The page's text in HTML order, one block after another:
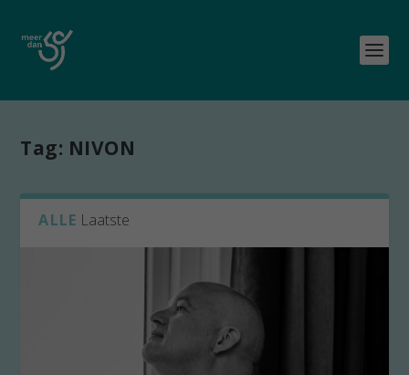
Tag: NIVON
ALLE Laatste